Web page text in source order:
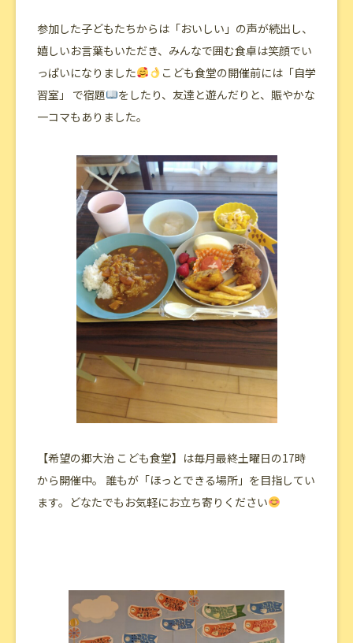
参加した子どもたちからは「おいしい」の声が続出し、
嬉しいお言葉もいただき、みんなで囲む食卓は笑顔でい
っぱいになりました
こども食堂の開催前には「自学
習室」 で宿題
をしたり、友達と遊んだりと、賑やかな
一コマもありました。
【希望の郷大治 こども食堂】は毎月最終土曜日の17時
から開催中。 誰もが「ほっとできる場所」を目指してい
ます。どなたでもお気軽にお立ち寄りください